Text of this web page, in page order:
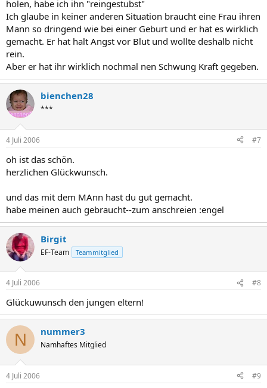
holen, habe ich ihn "reingestubst"
Ich glaube in keiner anderen Situation braucht eine Frau ihren
Mann so dringend wie bei einer Geburt und er hat es wirklich
gemacht. Er hat halt Angst vor Blut und wollte deshalb nicht
rein.
Aber er hat ihr wirklich nochmal nen Schwung Kraft gegeben.
bienchen28
***
4 Juli 2006 #7
oh ist das schön.
herzlichen Glückwunsch.
und das mit dem MAnn hast du gut gemacht.
habe meinen auch gebraucht--zum anschreien :engel
Birgit
EF-Team Teammitglied
4 Juli 2006 #8
Glückuwunsch den jungen eltern!
N nummer3
Namhaftes Mitglied
4 Juli 2006 #9